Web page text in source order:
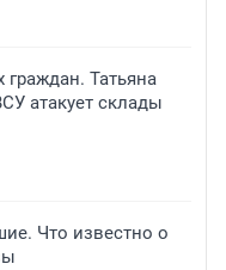
Татьяна
атакует склады
Что известно о